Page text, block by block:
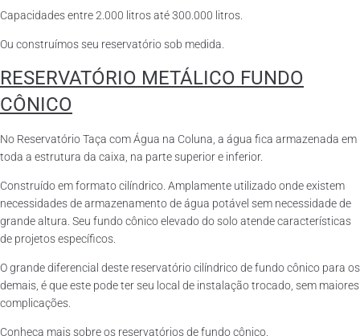
Capacidades entre 2.000 litros até 300.000 litros.
Ou construímos seu reservatório sob medida.
RESERVATÓRIO METÁLICO FUNDO
CÔNICO
No Reservatório Taça com Água na Coluna, a água fica armazenada em
toda a estrutura da caixa, na parte superior e inferior.
Construído em formato cilíndrico. Amplamente utilizado onde existem
necessidades de armazenamento de água potável sem necessidade de
grande altura. Seu fundo cônico elevado do solo atende características
de projetos específicos.
O grande diferencial deste reservatório cilíndrico de fundo cônico para os
demais, é que este pode ter seu local de instalação trocado, sem maiores
complicações.
Conheça mais sobre os reservatórios de fundo cônico.